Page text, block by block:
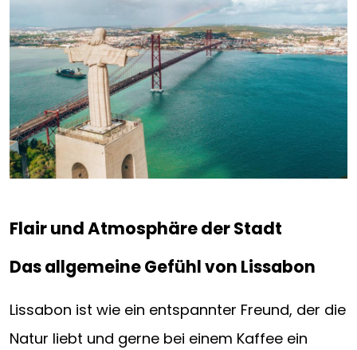
Flair und Atmosphäre der Stadt
Das allgemeine Gefühl von Lissabon
Lissabon ist wie ein entspannter Freund, der die
Natur liebt und gerne bei einem Kaffee ein